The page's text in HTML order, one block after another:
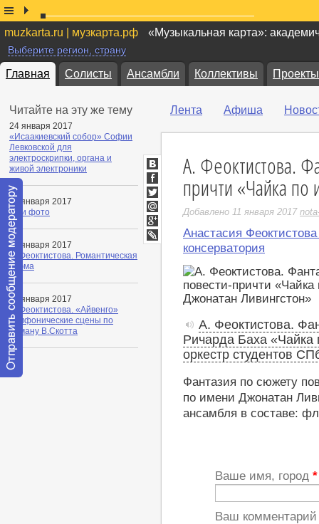
muzkarta.ru | музкарта.рф «Музыкальная карта»:
Выберите регион, страну
Главная Солисты Ансамбли Коллективы Проекты
Читайте на эту же тему
24 января 2017
«Исаакиевский собор» Софии
Левковской для
электроскрипки, органа и
живой электроники
11 января 2017
Мои фото
11 января 2017
А. Феоктистова. Романтическая
поэма
11 января 2017
А. Феоктистова. «Айвенго»
симфонические сцены по
роману В.Скотта
Лента Афиша
А. Феоктистова.
причти «Чайка по
Добавлено 11 января 2017
Анастасия
консерватория
А. Феоктистова.
Ричарда Баха
оркестр студентов
Фантазия по сюжету
по имени Джонатан
ансамбля в составе:
ВКонтакте
Facebook
Twitter
Мой
Мир
Google+
LiveJournal
Ваше имя, город *
Ваш